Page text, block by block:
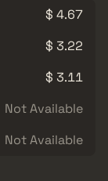
$ 4.67
$ 3.22
$ 3.11
Not Available
Not Available